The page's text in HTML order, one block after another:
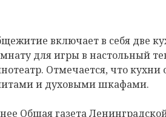
включает в себя две
для игры в настольный
Отмечается, что
и духовыми шкафами.
Общая газета